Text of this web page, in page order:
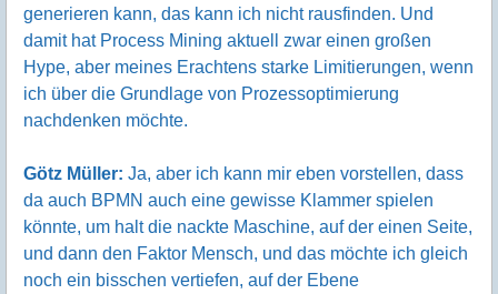
generieren kann, das kann ich nicht rausfinden. Und
damit hat Process Mining aktuell zwar einen großen
Hype, aber meines Erachtens starke Limitierungen, wenn
ich über die Grundlage von Prozessoptimierung
nachdenken möchte.
Götz Müller: Ja, aber ich kann mir eben vorstellen, dass
da auch BPMN auch eine gewisse Klammer spielen
könnte, um halt die nackte Maschine, auf der einen Seite,
und dann den Faktor Mensch, und das möchte ich gleich
noch ein bisschen vertiefen, auf der Ebene